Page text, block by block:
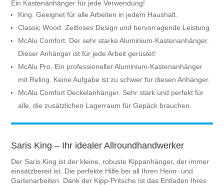
Ein Kastenanhänger für jede Verwendung!
King. Geeignet für alle Arbeiten in jedem Haushalt.
Classic Wood. Zeitloses Design und hervorragende Leistung.
McAlu Comfort. Der sehr starke Aluminium-Kastenanhänger.
Dieser Anhänger ist für jede Arbeit gerüstet!
McAlu Pro. Ein professioneller Aluminium-Kastenanhänger
mit Reling. Keine Aufgabe ist zu schwer für diesen Anhänger.
McAlu Comfort Deckelanhänger. Sehr stark und perfekt für
alle, die zusätzlichen Lagerraum für Gepäck brauchen.
Saris King – Ihr idealer Allroundhandwerker
Der Saris King ist der kleine, robuste Kippanhänger, der immer
einsatzbereit ist. Die perfekte Hilfe bei all Ihren Heim- und
Gartenarbeiten. Dank der Kipp-Pritsche ist das Entladen Ihres